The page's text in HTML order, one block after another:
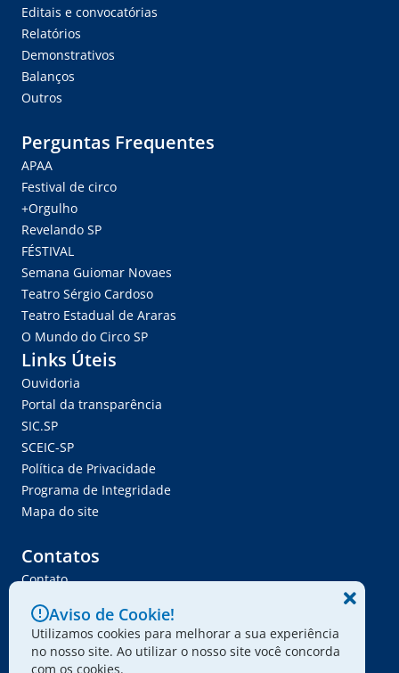
Editais e convocatórias
Relatórios
Demonstrativos
Balanços
Outros
Perguntas Frequentes
APAA
Festival de circo
+Orgulho
Revelando SP
FÉSTIVAL
Semana Guiomar Novaes
Teatro Sérgio Cardoso
Teatro Estadual de Araras
O Mundo do Circo SP
Links Úteis
Ouvidoria
Portal da transparência
SIC.SP
SCEIC-SP
Política de Privacidade
Programa de Integridade
Mapa do site
Contatos
Contato
Ser Fornecedor
Envie seu projeto
Aviso de Cookie!
Utilizamos cookies para melhorar a sua experiência
no nosso site. Ao utilizar o nosso site você concorda
com os cookies.